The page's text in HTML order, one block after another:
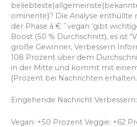
ominente}? Die Analyse enthüllte
der Phase â € ˜vegan ‘gibt
Boost (50 % Durchschnitt), es ist
große Gewinner, Verbessern
108 Prozent über dem
in der Mitte und kommt mit
{Prozent bei Nachrichten erhalten.
Eingehende Nachricht Verbessern:
Vegan: +50 Prozent Veggie: +62